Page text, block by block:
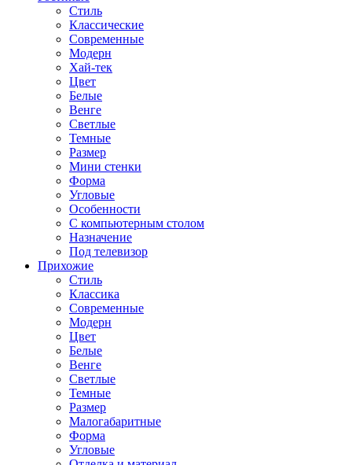
Стиль
Классические
Современные
Модерн
Хай-тек
Цвет
Белые
Венге
Светлые
Темные
Размер
Мини стенки
Форма
Угловые
Особенности
С компьютерным столом
Назначение
Под телевизор
Прихожие
Стиль
Классика
Современные
Модерн
Цвет
Белые
Венге
Светлые
Темные
Размер
Малогабаритные
Форма
Угловые